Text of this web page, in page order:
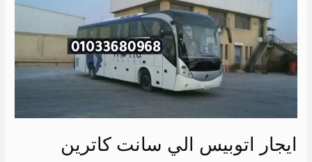
ايجار اتوبيس الي سانت كاترين
كاترين